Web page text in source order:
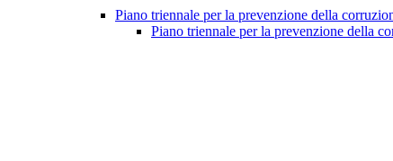
Piano triennale per la prevenzione della
Piano triennale per la prevenzione della